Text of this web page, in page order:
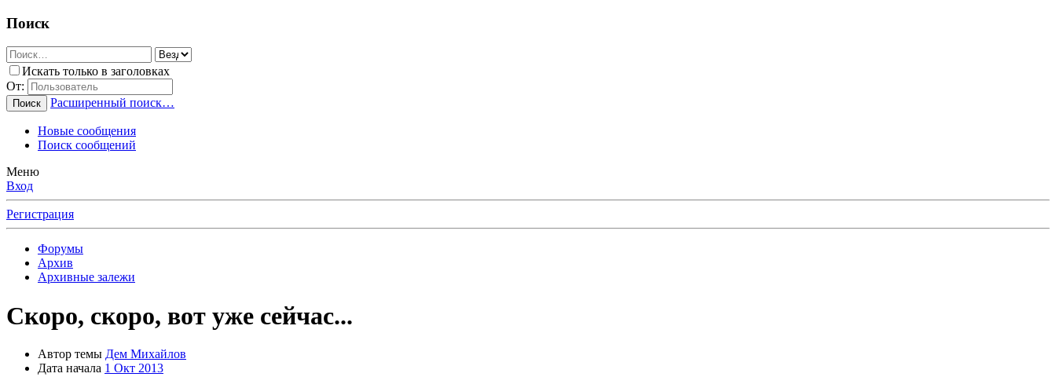
Поиск
Искать только в заголовках
От:
Поиск Расширенный поиск…
Новые сообщения
Поиск сообщений
Меню
Вход
Регистрация
Форумы
Архив
Архивные залежи
Скоро, скоро, вот уже сейчас...
Автор темы Дем Михайлов
Дата начала 1 Окт 2013